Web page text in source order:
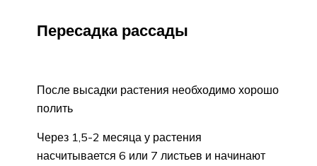
Пересадка рассады
После высадки растения необходимо хорошо
полить
Через 1,5-2 месяца у растения
насчитывается 6 или 7 листьев и начинают